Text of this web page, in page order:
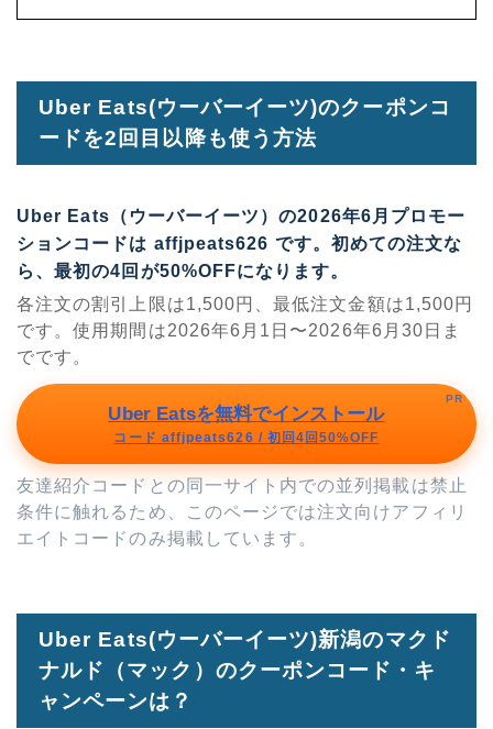
Uber Eats(ウーバーイーツ)のクーポンコ
ードを2回目以降も使う方法
Uber Eats（ウーバーイーツ）の2026年6月プロモー
ションコードは affjpeats626 です。初めての注文な
ら、最初の4回が50%OFFになります。
各注文の割引上限は1,500円、最低注文金額は1,500円
です。使用期間は2026年6月1日〜2026年6月30日ま
でです。
Uber Eatsを無料でインストール
コード affjpeats626 / 初回4回50%OFF
PR
友達紹介コードとの同一サイト内での並列掲載は禁止
条件に触れるため、このページでは注文向けアフィリ
エイトコードのみ掲載しています。
Uber Eats(ウーバーイーツ)新潟のマクド
ナルド（マック）のクーポンコード・キ
ャンペーンは？